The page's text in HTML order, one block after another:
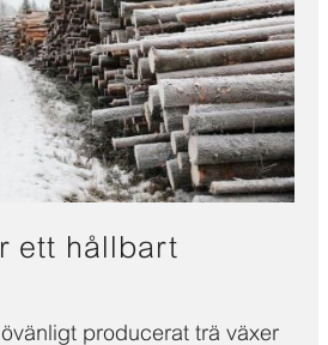
ett hållbart
producerat trä växer